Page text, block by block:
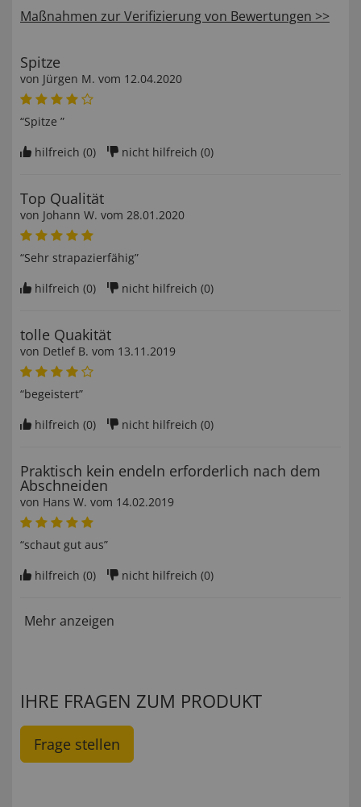
Maßnahmen zur Verifizierung von Bewertungen >>
Spitze
von Jürgen M. vom 12.04.2020
“Spitze ”
hilfreich (0) nicht hilfreich (0)
Top Qualität
von Johann W. vom 28.01.2020
“Sehr strapazierfähig”
hilfreich (0) nicht hilfreich (0)
tolle Quakität
von Detlef B. vom 13.11.2019
“begeistert”
hilfreich (0) nicht hilfreich (0)
Praktisch kein endeln erforderlich nach dem
Abschneiden
von Hans W. vom 14.02.2019
“schaut gut aus”
hilfreich (0) nicht hilfreich (0)
Mehr anzeigen
IHRE FRAGEN ZUM PRODUKT
Frage stellen